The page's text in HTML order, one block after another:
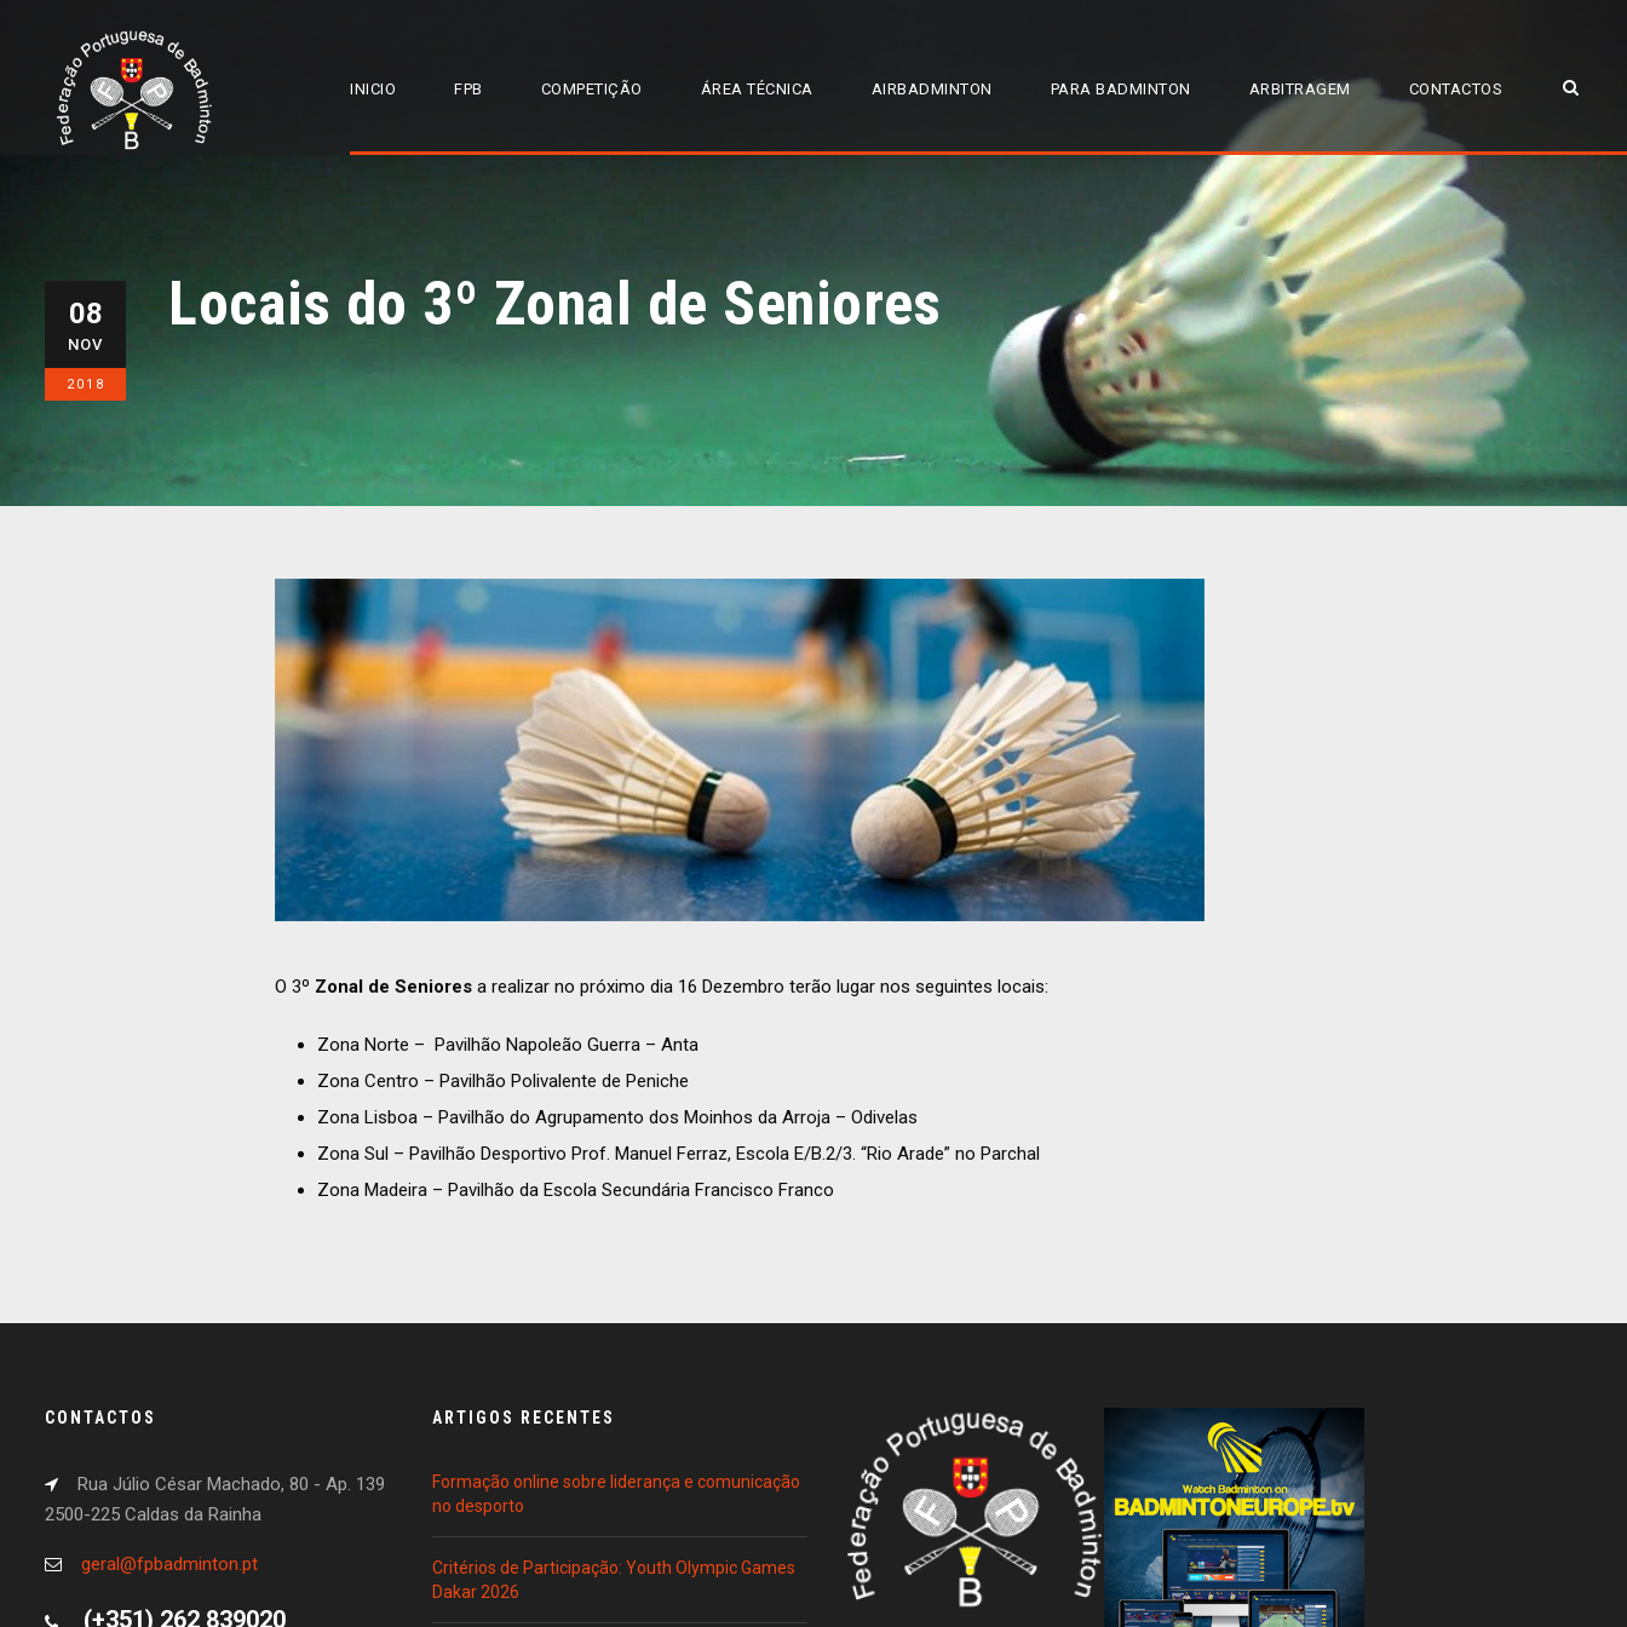
INICIO FPB COMPETIÇÃO ÁREA TÉCNICA AIRBADMINTON PARA BADMINTON ARBITRAGEM CONTACTOS
08
NOV
2018
Locais do 3º Zonal de Seniores
O 3º Zonal de Seniores a realizar no próximo dia 16 Dezembro terão lugar nos seguintes locais:
Zona Norte – Pavilhão Napoleão Guerra – Anta
Zona Centro – Pavilhão Polivalente de Peniche
Zona Lisboa – Pavilhão do Agrupamento dos Moinhos da Arroja – Odivelas
Zona Sul – Pavilhão Desportivo Prof. Manuel Ferraz, Escola E/B.2/3. “Rio Arade” no Parchal
Zona Madeira – Pavilhão da Escola Secundária Francisco Franco
CONTACTOS
Rua Júlio César Machado, 80 - Ap. 139
2500-225 Caldas da Rainha
geral@fpbadminton.pt
(+351) 262 839020
ARTIGOS RECENTES
Formação online sobre liderança e comunicação
no desporto
Critérios de Participação: Youth Olympic Games
Dakar 2026